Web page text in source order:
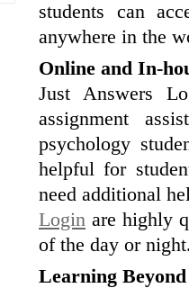
students can
anywhere in the
Online and In-
Just Answers
assignment
psychology
helpful for
need additional
Login are highly
of the day or
Learning